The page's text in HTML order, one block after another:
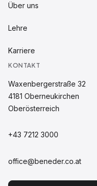
Über uns
Lehre
Karriere
KONTAKT
Waxenbergerstraße 32
4181 Oberneukirchen
Oberösterreich
+43 7212 3000
office@beneder.co.at